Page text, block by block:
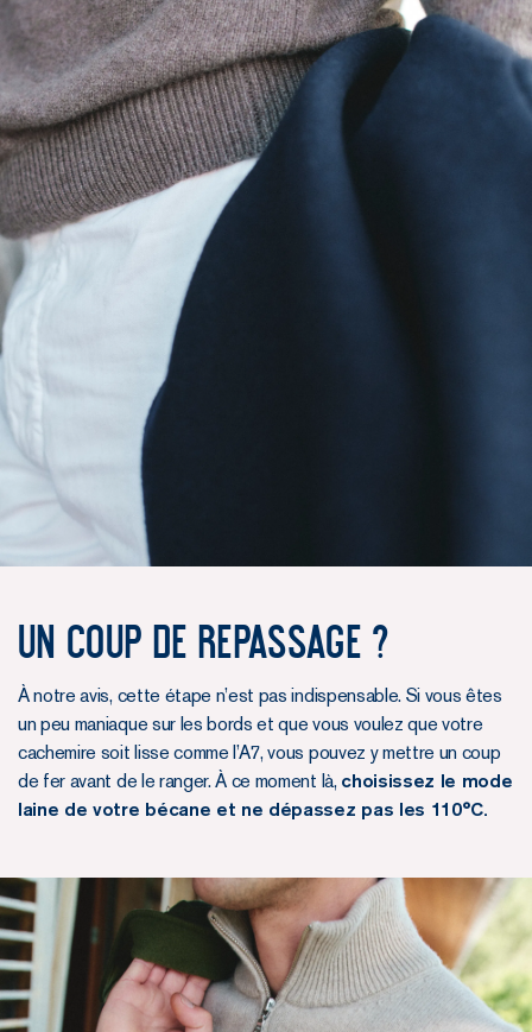
Un coup de repassage ?
À notre avis, cette étape n’est pas indispensable. Si vous êtes
un peu maniaque sur les bords et que vous voulez que votre
cachemire soit lisse comme l’A7, vous pouvez y mettre un coup
de fer avant de le ranger. À ce moment là, choisissez le mode
laine de votre bécane et ne dépassez pas les 110°C.